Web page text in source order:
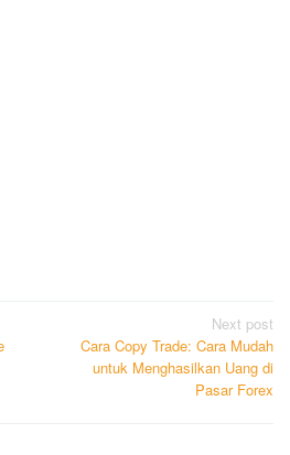
Next post
Cara Copy Trade: Cara Mudah
untuk Menghasilkan Uang di
Pasar Forex